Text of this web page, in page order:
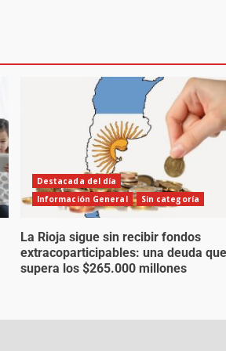
Destacada del día
Información General
Sin categoría
La Rioja sigue sin recibir fondos
extracoparticipables: una deuda que
supera los $265.000 millones